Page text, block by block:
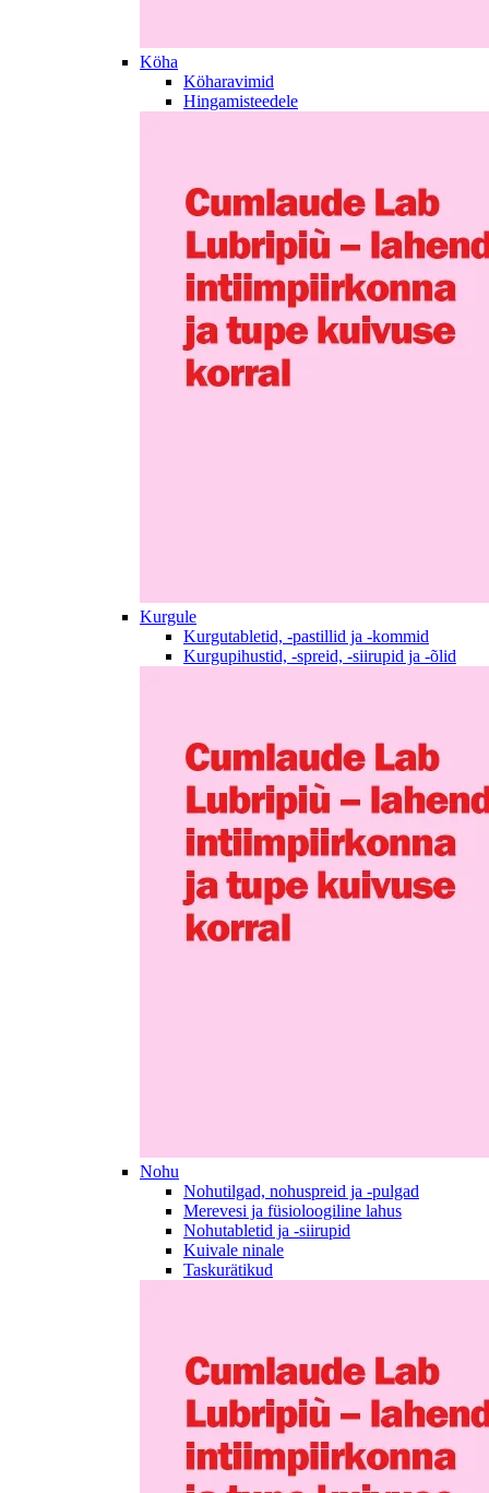
Köha
Köharavimid
Hingamisteedele
Kurgule
Kurgutabletid, -pastillid ja -kommid
Kurgupihustid, -spreid, -siirupid ja -õlid
Nohu
Nohutilgad, nohuspreid ja -pulgad
Merevesi ja füsioloogiline lahus
Nohutabletid ja -siirupid
Kuivale ninale
Taskurätikud